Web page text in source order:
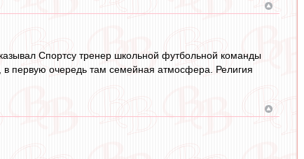
Спортсу тренер школьной футбольной команды
первую очередь там семейная атмосфера. Религия